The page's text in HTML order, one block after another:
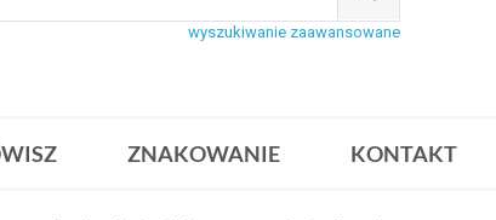
wyszukiwanie zaawansowane
ZNAKOWANIE KONTAKT